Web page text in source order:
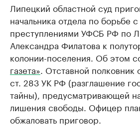
Липецкий областной суд
начальника отдела по борьбе
преступлениями УФСБ РФ по
Александра Филатова к
колонии-поселения. Об этом
газета» . Отставной полковник
ст. 283 УК РФ (разглашение
тайны), предусматривающей
лишения свободы. Офицер
обжаловать приговор.